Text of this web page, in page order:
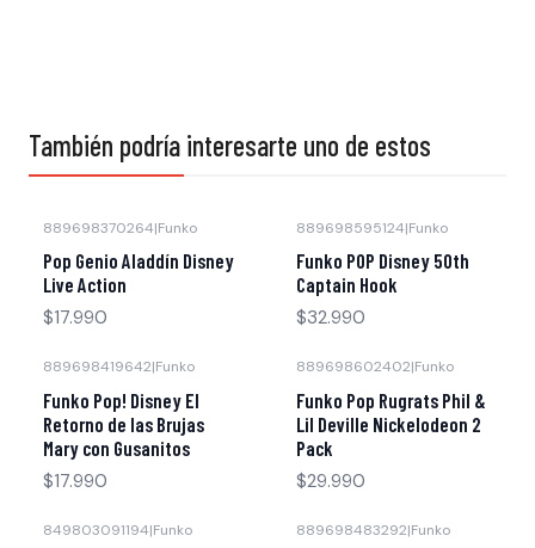
También podría interesarte uno de estos
889698370264|Funko
Pop Genio Aladdín Disney
Live Action
$17.990
889698595124|Funko
Funko POP Disney 50th
Captain Hook
$32.990
889698419642|Funko
Funko Pop! Disney El
Retorno de las Brujas
Mary con Gusanitos
$17.990
889698602402|Funko
Funko Pop Rugrats Phil &
Lil Deville Nickelodeon 2
Pack
$29.990
849803091194|Funko 889698483292|Funko